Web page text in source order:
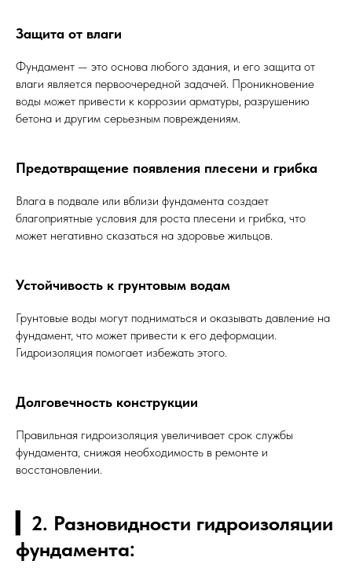
Защита от влаги
Фундамент — это основа любого здания, и его защита от
влаги является первоочередной задачей. Проникновение
воды может привести к коррозии арматуры, разрушению
бетона и другим серьезным повреждениям.
Предотвращение появления плесени и грибка
Влага в подвале или вблизи фундамента создает
благоприятные условия для роста плесени и грибка, что
может негативно сказаться на здоровье жильцов.
Устойчивость к грунтовым водам
Грунтовые воды могут подниматься и оказывать давление на
фундамент, что может привести к его деформации.
Гидроизоляция помогает избежать этого.
Долговечность конструкции
Правильная гидроизоляция увеличивает срок службы
фундамента, снижая необходимость в ремонте и
восстановлении.
▎2. Разновидности гидроизоляции
фундамента: